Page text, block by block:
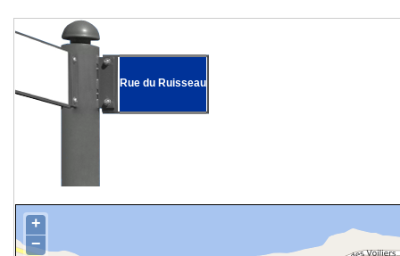
Rue du Ruisseau
+
−